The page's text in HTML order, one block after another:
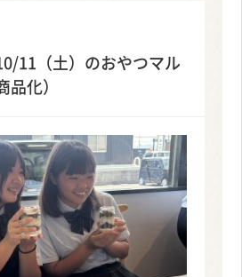
11（土）のおやつマル
化）